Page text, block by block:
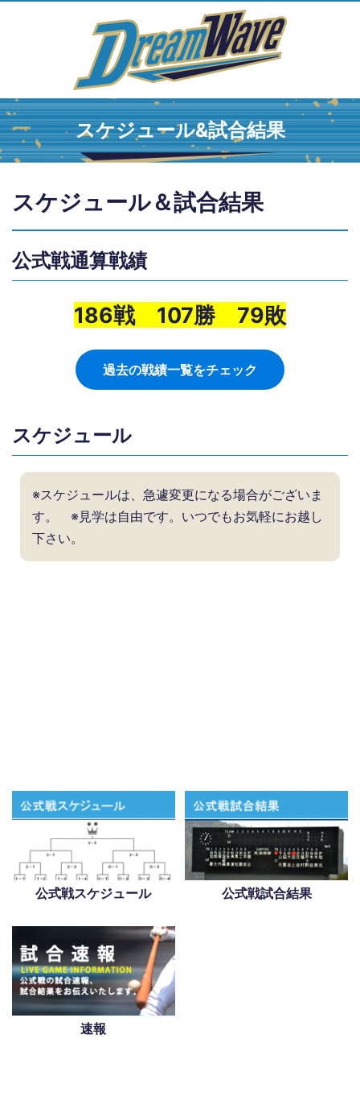
スケジュール&試合結果
スケジュール＆試合結果
公式戦通算戦績
186戦 107勝 79敗
過去の戦績一覧をチェック
スケジュール
※スケジュールは、急遽変更になる場合がございま
す。 ※見学は自由です。いつでもお気軽にお越し
下さい。
公式戦スケジュール 公式戦試合結果
速報